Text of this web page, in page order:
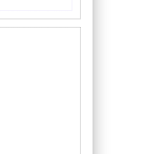
escolar grande
de hasta
y correas en forma
mejoran la
llaves, bolígrafos y
todo ordenado y
en la vuelta al
en una elección
una mochila escolar